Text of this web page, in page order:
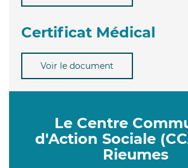
Certificat Médical
Voir le document
Le Centre
d'Action Sociale
Rieumes